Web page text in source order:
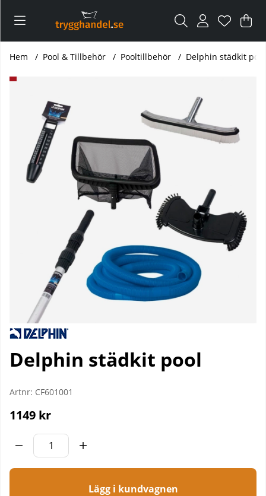
.
Hem Pool & Tillbehör Pooltillbehör Delphin städkit pool
Produktbilder Delphin städkit pool
Delphin städkit pool
Artnr: CF601001
1149 kr
Lägg i kundvagnen